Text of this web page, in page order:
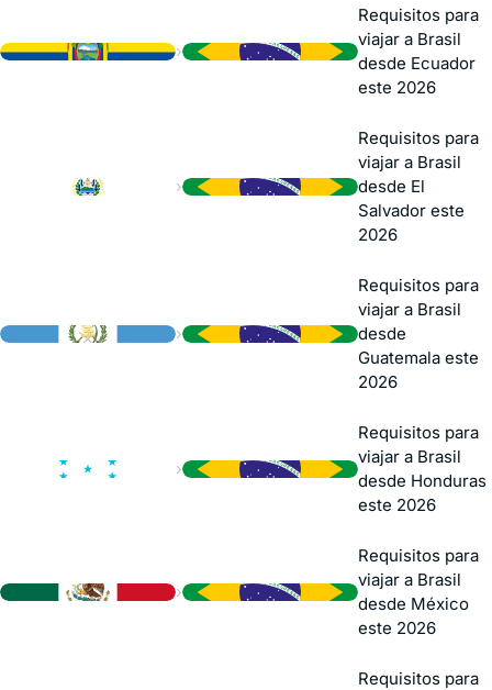
›
Requisitos para
viajar a Brasil
desde Ecuador
este 2026
›
Requisitos para
viajar a Brasil
desde El
Salvador este
2026
›
Requisitos para
viajar a Brasil
desde
Guatemala este
2026
›
Requisitos para
viajar a Brasil
desde Honduras
este 2026
›
Requisitos para
viajar a Brasil
desde México
este 2026
Requisitos para